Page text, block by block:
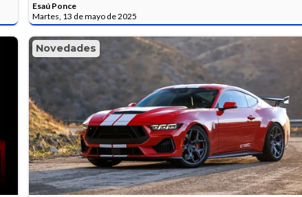
Esaú Ponce
Martes, 13 de mayo de 2025
Novedades